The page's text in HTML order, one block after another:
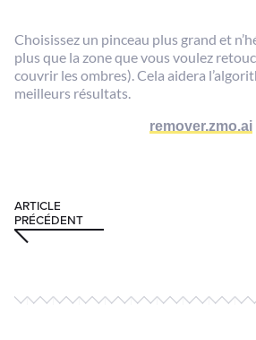
Choisissez un pinceau plus grand et
plus que la zone que vous voulez
couvrir les ombres). Cela aidera
meilleurs résultats.
remover.zmo.ai
ARTICLE
PRÉCÉDENT